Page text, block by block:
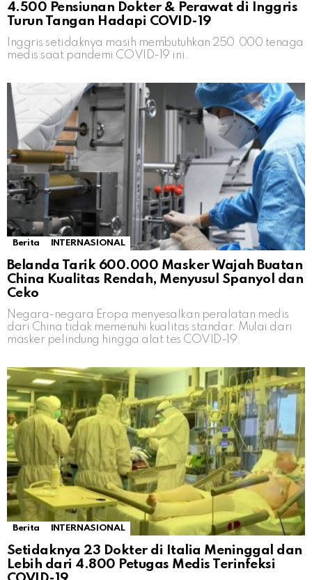
4.500 Pensiunan Dokter & Perawat di Inggris
Turun Tangan Hadapi COVID-19
Inggris setidaknya masih membutuhkan 250.000 tenaga
medis saat pandemi COVID-19 ini.
Berita INTERNASIONAL
Belanda Tarik 600.000 Masker Wajah Buatan
China Kualitas Rendah, Menyusul Spanyol dan
Ceko
Negara-negara Eropa menyesalkan peralatan medis
dari China tidak memenuhi kualitas standar. Mulai dari
masker pelindung hingga alat tes COVID-19.
Berita INTERNASIONAL
Setidaknya 23 Dokter di Italia Meninggal dan
Lebih dari 4.800 Petugas Medis Terinfeksi